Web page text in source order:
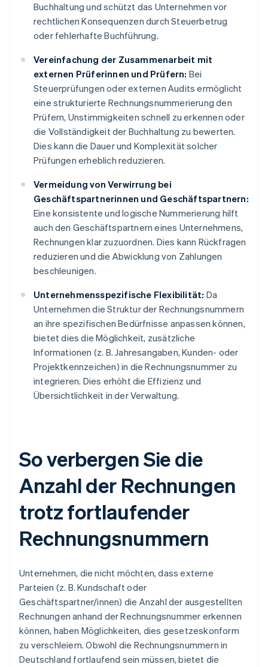
Buchhaltung und schützt das Unternehmen vor
rechtlichen Konsequenzen durch Steuerbetrug
oder fehlerhafte Buchführung.
Vereinfachung der Zusammenarbeit mit
externen Prüferinnen und Prüfern: Bei
Steuerprüfungen oder externen Audits ermöglicht
eine strukturierte Rechnungsnummerierung den
Prüfern, Unstimmigkeiten schnell zu erkennen oder
die Vollständigkeit der Buchhaltung zu bewerten.
Dies kann die Dauer und Komplexität solcher
Prüfungen erheblich reduzieren.
Vermeidung von Verwirrung bei
Geschäftspartnerinnen und Geschäftspartnern:
Eine konsistente und logische Nummerierung hilft
auch den Geschäftspartnern eines Unternehmens,
Rechnungen klar zuzuordnen. Dies kann Rückfragen
reduzieren und die Abwicklung von Zahlungen
beschleunigen.
Unternehmensspezifische Flexibilität: Da
Unternehmen die Struktur der Rechnungsnummern
an ihre spezifischen Bedürfnisse anpassen können,
bietet dies die Möglichkeit, zusätzliche
Informationen (z. B. Jahresangaben, Kunden- oder
Projektkennzeichen) in die Rechnungsnummer zu
integrieren. Dies erhöht die Effizienz und
Übersichtlichkeit in der Verwaltung.
So verbergen Sie die
Anzahl der Rechnungen
trotz fortlaufender
Rechnungsnummern
Unternehmen, die nicht möchten, dass externe
Parteien (z. B. Kundschaft oder
Geschäftspartner/innen) die Anzahl der ausgestellten
Rechnungen anhand der Rechnungsnummer erkennen
können, haben Möglichkeiten, dies gesetzeskonform
zu verschleiern. Obwohl die Rechnungsnummern in
Deutschland fortlaufend sein müssen, bietet die